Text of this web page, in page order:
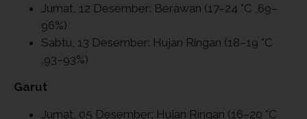
Jumat, 12 Desember: Berawan (17–24 °C ,69–
96%)
Sabtu, 13 Desember: Hujan Ringan (18–19 °C
,93–93%)
Garut
Jumat, 05 Desember: Hujan Ringan (16–20 °C